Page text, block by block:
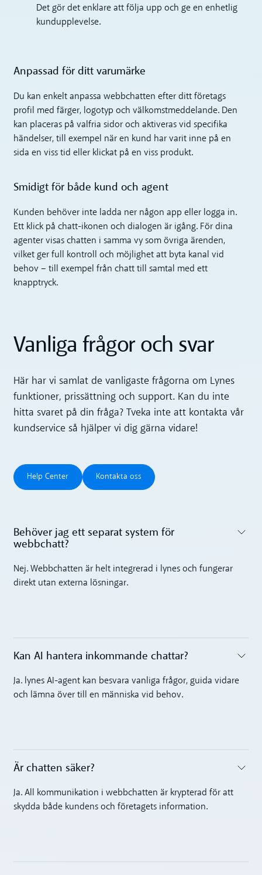
Det gör det enklare att följa upp och ge en enhetlig
kundupplevelse.
Anpassad för ditt varumärke
Du kan enkelt anpassa webbchatten efter ditt företags
profil med färger, logotyp och välkomstmeddelande. Den
kan placeras på valfria sidor och aktiveras vid specifika
händelser, till exempel när en kund har varit inne på en
sida en viss tid eller klickat på en viss produkt.
Smidigt för både kund och agent
Kunden behöver inte ladda ner någon app eller logga in.
Ett klick på chatt-ikonen och dialogen är igång. För dina
agenter visas chatten i samma vy som övriga ärenden,
vilket ger full kontroll och möjlighet att byta kanal vid
behov – till exempel från chatt till samtal med ett
knapptryck.
Vanliga frågor och svar
Här har vi samlat de vanligaste frågorna om Lynes
funktioner, prissättning och support. Kan du inte
hitta svaret på din fråga? Tveka inte att kontakta vår
kundservice så hjälper vi dig gärna vidare!
Help Center
Help Center
Kontakta oss
Kontakta oss
Behöver jag ett separat system för
webbchatt?‍
Nej. Webbchatten är helt integrerad i lynes och fungerar
direkt utan externa lösningar.
Toggle accordion
Kan AI hantera inkommande chattar?‍
Ja. lynes AI-agent kan besvara vanliga frågor, guida vidare
och lämna över till en människa vid behov.
Toggle accordion
Är chatten säker?‍
Ja. All kommunikation i webbchatten är krypterad för att
skydda både kundens och företagets information.